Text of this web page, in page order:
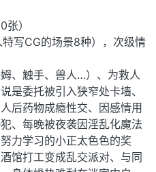
）
写CG的场景8种），次级情
、触手、兽人…）、为救人
是委托被引入狭窄处卡墙、
后药物成瘾性交、因感情用
、每晚被夜袭因淫乱化魔法
力学习的小正太色色的奖
馆打工变成乱交派对、与同